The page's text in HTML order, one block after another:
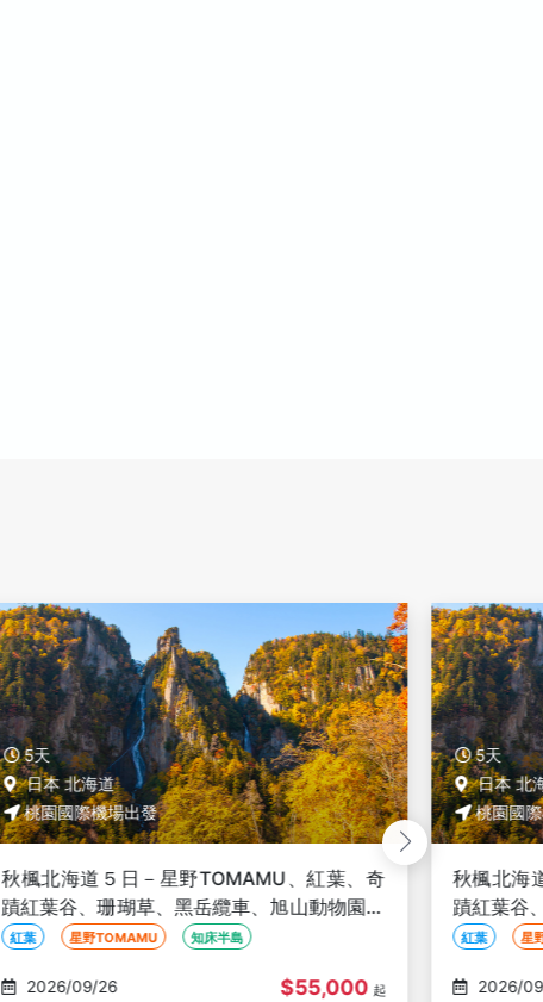
5天
日本 北海道
桃園國際機場出發
秋楓北海道５日－星野TOMAMU、紅葉、奇
蹟紅葉谷、珊瑚草、黑岳纜車、旭山動物園、
知床遊覽船、海鮮螃蟹和牛吃到飽
紅葉 星野TOMAMU 知床半島
2026/09/27 $50,000 起
5天
日本 北
桃園國
秋楓北海
蹟紅葉谷
知床遊覽
紅葉 星
2026/